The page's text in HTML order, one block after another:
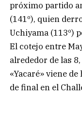
próximo partido
(141º), quien
Uchiyama (113º)
El cotejo entre
alrededor de las
«Yacaré» viene
de final en el